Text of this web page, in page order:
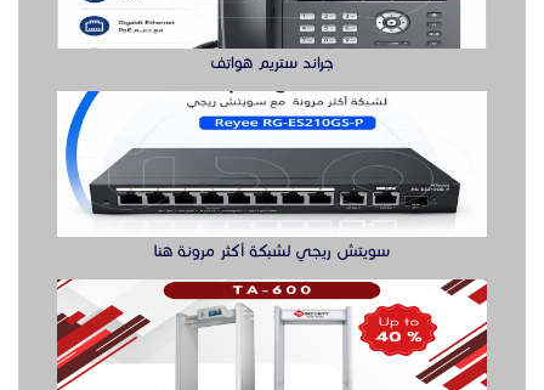
جراند ستريم هواتف
سويتش ريجي لشبكة أكثر مرونة هنا